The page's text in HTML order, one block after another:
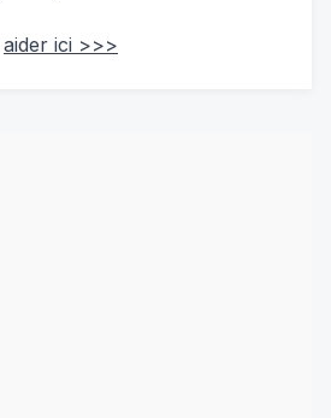
aider ici >>>